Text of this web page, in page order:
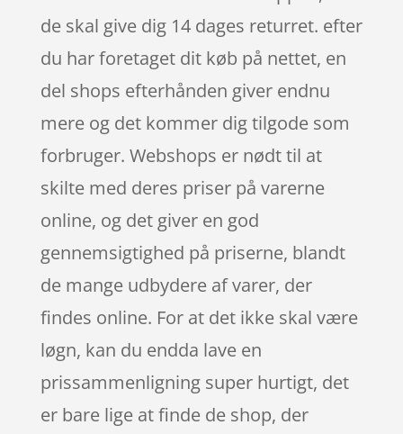
de skal give dig 14 dages returret. efter
du har foretaget dit køb på nettet, en
del shops efterhånden giver endnu
mere og det kommer dig tilgode som
forbruger. Webshops er nødt til at
skilte med deres priser på varerne
online, og det giver en god
gennemsigtighed på priserne, blandt
de mange udbydere af varer, der
findes online. For at det ikke skal være
løgn, kan du endda lave en
prissammenligning super hurtigt, det
er bare lige at finde de shop, der